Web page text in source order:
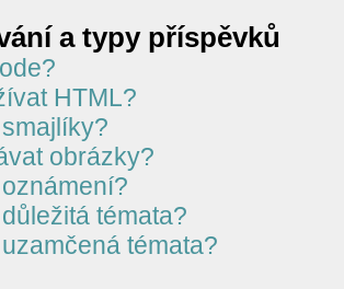
a typy příspěvků
HTML?
obrázky?
témata?
témata?